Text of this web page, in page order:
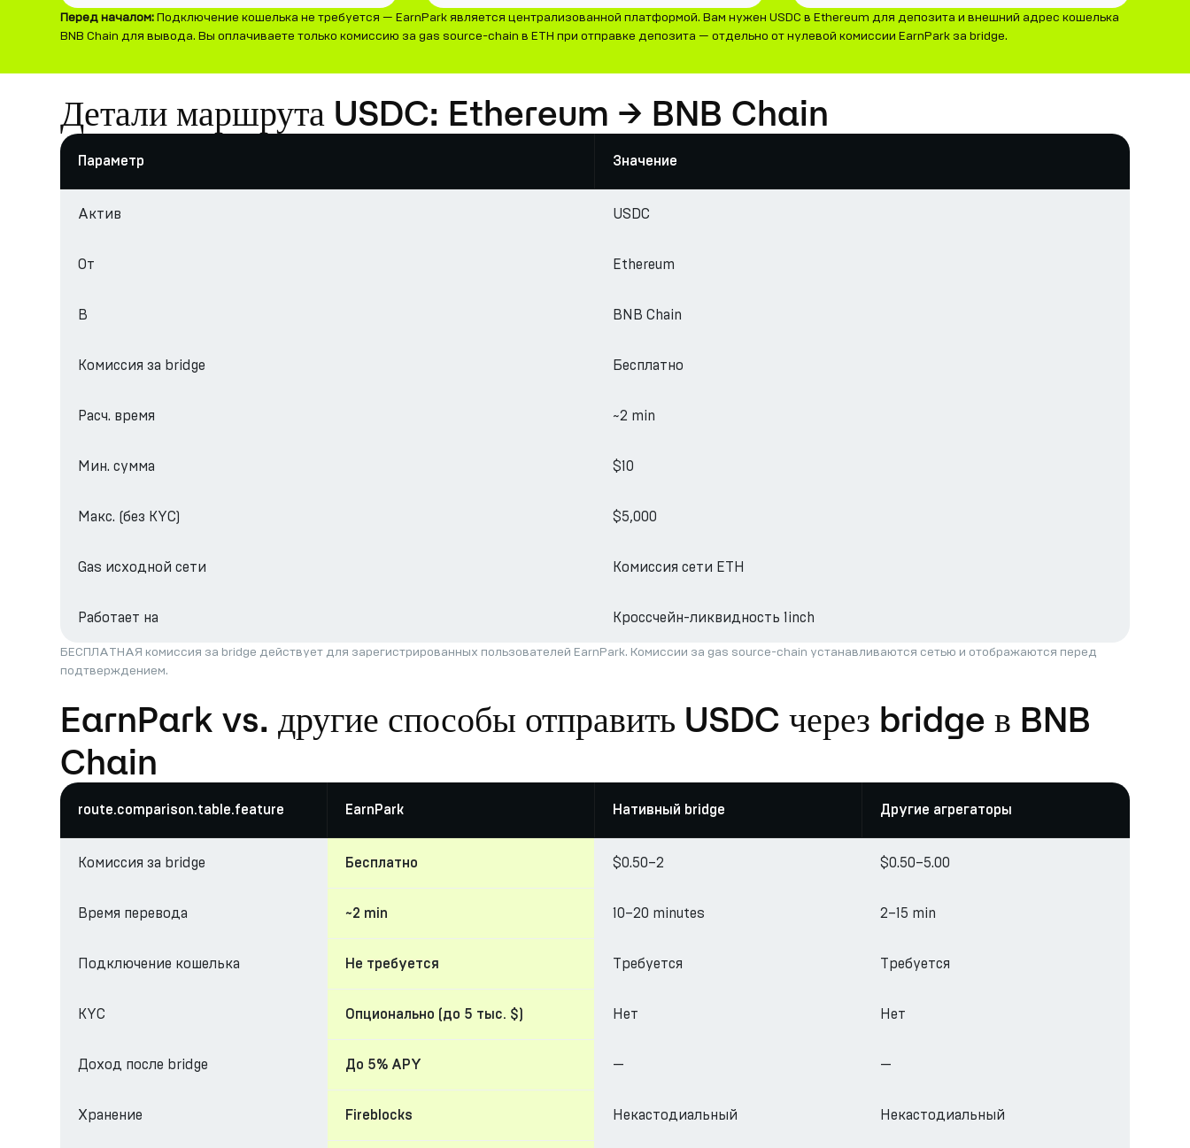
Перед началом:Подключение кошелька не требуется — EarnPark является централизованной платформой. Вам нужен USDC в Ethereum для депозита и внешний адрес кошелька
BNB Chain для вывода. Вы оплачиваете только комиссию за gas source-chain в ETH при отправке депозита — отдельно от нулевой комиссии EarnPark за bridge.
Детали маршрута USDC: Ethereum → BNB Chain
Параметр Значение
Актив USDC
От Ethereum
В BNB Chain
Комиссия за bridge Бесплатно
Расч. время ~2 min
Мин. сумма $10
Макс. (без KYC) $5,000
Gas исходной сети Комиссия сети ETH
Работает на Кроссчейн-ликвидность 1inch
БЕСПЛАТНАЯ комиссия за bridge действует для зарегистрированных пользователей EarnPark. Комиссии за gas source-chain устанавливаются сетью и отображаются перед
подтверждением.
EarnPark vs. другие способы отправить USDC через bridge в BNB
Chain
route.comparison.table.feature EarnPark Нативный bridge Другие агрегаторы
Комиссия за bridge Бесплатно $0.50–2 $0.50–5.00
Время перевода ~2 min 10–20 minutes 2–15 min
Подключение кошелька Не требуется Требуется Требуется
KYC Опционально (до 5 тыс. $) Нет Нет
Доход после bridge До 5% APY — —
Хранение Fireblocks Некастодиальный Некастодиальный